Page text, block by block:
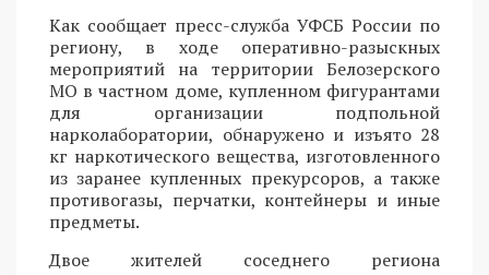
Как сообщает пресс-служба УФСБ России по
региону, в ходе оперативно-разыскных
мероприятий на территории Белозерского
МО в частном доме, купленном фигурантами
для организации подпольной
нарколаборатории, обнаружено и изъято 28
кг наркотического вещества, изготовленного
из заранее купленных прекурсоров, а также
противогазы, перчатки, контейнеры и иные
предметы.
Двое жителей соседнего региона